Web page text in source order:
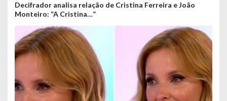
Decifrador analisa relação de Cristina Ferreira e João
Monteiro: “A Cristina…”